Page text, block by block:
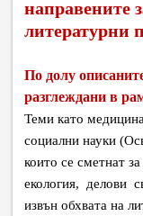
направените
литературни
По долу
разглеждани в
Теми като
социални науки
които се сметнат
екология, делови
извън обхвата на